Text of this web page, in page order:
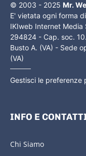
© 2003 - 2025 Mr.
E' vietata ogni forma
IKIweb Internet Media
294824 - Cap. soc.
Busto A. (VA) - Sede
(VA)
Gestisci le preferenze
INFO E
Chi Siamo